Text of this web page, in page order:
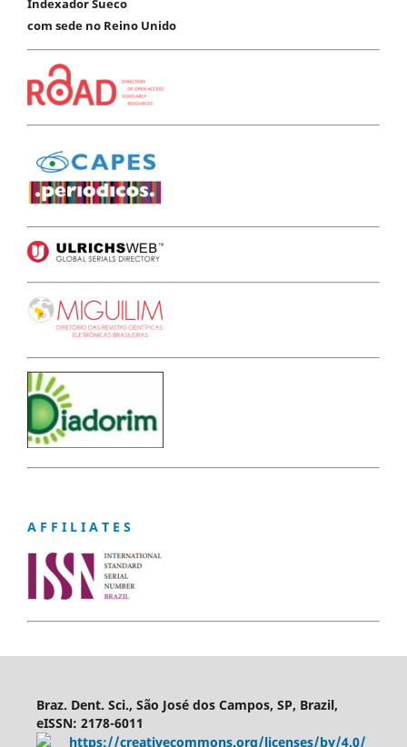
Indexador Sueco
com sede no Reino Unido
A F F I L I A T E S
Braz. Dent. Sci., São José dos Campos, SP, Brazil,
eISSN: 2178-6011
https://creativecommons.org/licenses/by/4.0/